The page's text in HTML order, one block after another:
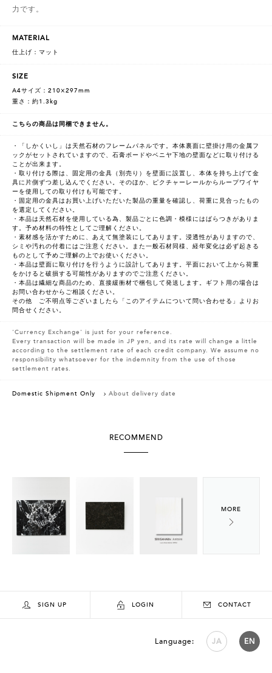
力です。
MATERIAL
仕上げ：マット
SIZE
A4サイズ：210×297mm
重さ：約1.3kg
こちらの商品は同梱できません。
・「しかくいし」は天然石材のフレームパネルです。本体裏面に壁掛け用の金属フ
ックがセットされていますので、石膏ボードやベニヤ下地の壁面などに取り付ける
ことが出来ます。
・取り付ける際は、固定用の金具（別売り）を壁面に設置し、本体を持ち上げて金
具に片側ずつ差し込んでください。そのほか、ピクチャーレールからループワイヤ
ーを使用しての取り付けも可能です。
・固定用の金具はお買い上げいただいた製品の重量を確認し、荷重に見合ったもの
を選定してください。
・本品は天然石材を使用している為、製品ごとに色調・模様にはばらつきがありま
す。予め材料の特性としてご理解ください。
・素材感を活かすために、あえて無塗装にしてあります。浸透性がありますので、
シミや汚れの付着にはご注意ください。また一般石材同様、経年変化は必ず起きる
ものとして予めご理解の上でお使いください。
・本品は壁面に取り付けを行うように設計してあります。平面において上から荷重
をかけると破損する可能性がありますのでご注意ください。
・本品は繊細な商品のため、直接緩衝材で梱包して発送します。ギフト用の場合は
お問い合わせからご相談ください。
その他 ご不明点等ございましたら「このアイテムについて問い合わせる」よりお
問合せください。
'Currency Exchange' is just for your reference.
Every transaction will be made in JP yen, and its rate will change a little
according to the settlement rate of each credit company. We assume no
responsibility whatsoever for the indemnity from the use of those
settlement rates.
Domestic Shipment Only About delivery date
RECOMMEND
SIGN UP LOGIN CONTACT
Language: JA EN